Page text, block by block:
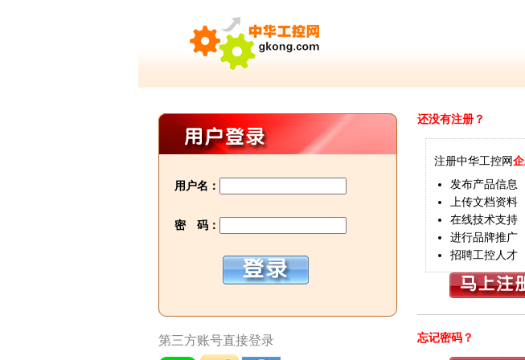
用户名：
密 码：
第三方账号直接登录
还没有注册？
注册中华工控网
发布产品信息
上传文档资料
在线技术支持
进行品牌推广
招聘工控人才
忘记密码？